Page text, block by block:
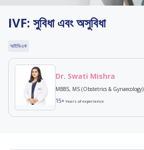
IVF: সুবিধা এবং অসুবিধা
আইভিএফ
Dr. Swati Mishra
MBBS, MS (Obstetrics & Gynaecology)
15+Years of experience